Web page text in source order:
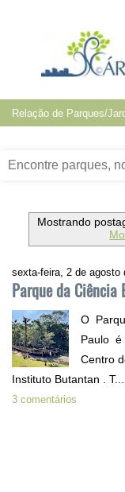
Mostrando
sexta-feira, 2 de agosto
Parque da Ciência
O
Paulo é
Centro
Instituto Butantan . T...
3 comentários